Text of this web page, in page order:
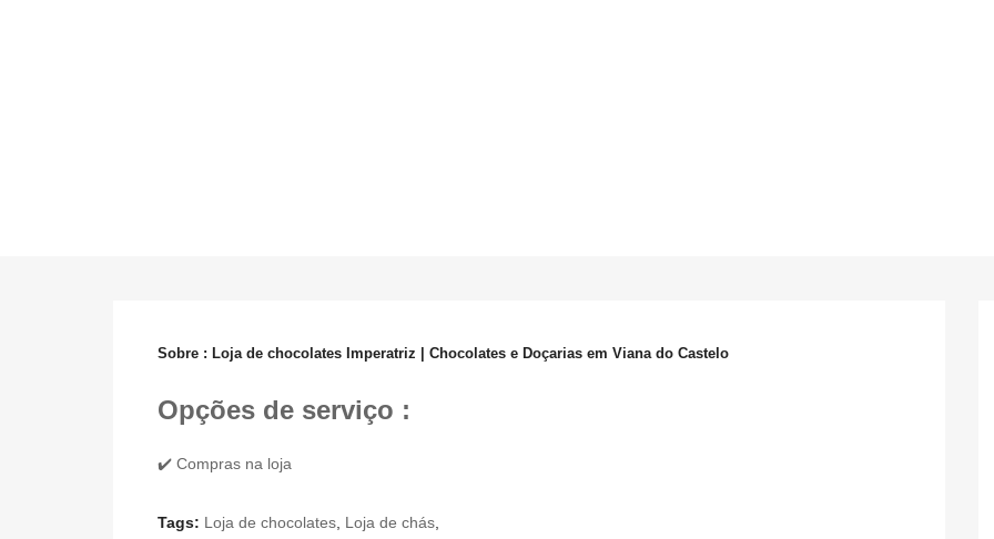
Sobre : Loja de chocolates Imperatriz | Chocolates e Doçarias em Viana do Castelo
Opções de serviço :
✔️ Compras na loja
Tags: Loja de chocolates Loja de chás